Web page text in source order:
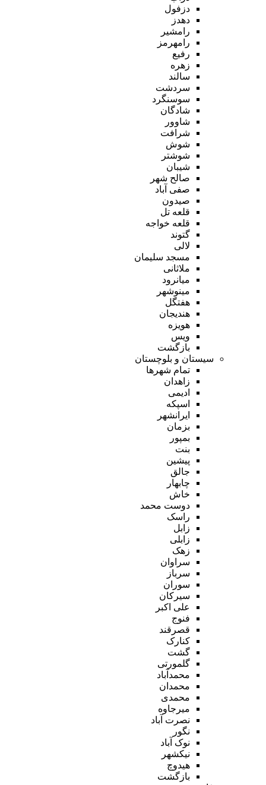
دزفول
دهدز
رامشیر
رامهرمز
رفیع
زهره
سالند
سردشت
سوسنگرد
شادگان
شاوور
شرافت
شوش
شوشتر
شیبان
صالح شهر
صفی آباد
صیدون
قلعه تل
قلعه خواجه
گتوند
لالی
مسجد سلیمان
ملاثانی
میانرود
مینوشهر
هفتگل
هندیجان
هویزه
ویس
بازگشت
سیستان و بلوچستان
تمام شهر‌ها
زاهدان
ادیمی
اسپکه
ایرانشهر
بزمان
بمپور
بنت
پیشین
جالق
چابهار
خاش
دوست محمد
راسک
زابل
زابلی
زهک
سراوان
سرباز
سوران
سیرکان
علی اکبر
فنوج
قصرقند
کنارک
گشت
گلمورتی
محمدآباد
محمدان
محمدی
میرجاوه
نصرت آباد
نگور
نوک آباد
نیکشهر
هیدوچ
بازگشت